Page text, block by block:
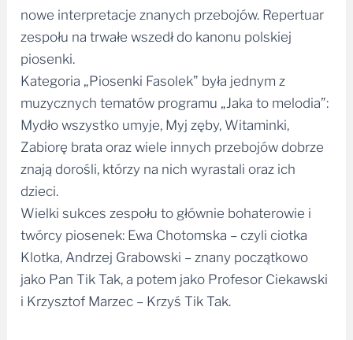
nowe interpretacje znanych przebojów. Repertuar
zespołu na trwałe wszedł do kanonu polskiej
piosenki.
Kategoria „Piosenki Fasolek” była jednym z
muzycznych tematów programu „Jaka to melodia”:
Mydło wszystko umyje, Myj zęby, Witaminki,
Zabiorę brata oraz wiele innych przebojów dobrze
znają dorośli, którzy na nich wyrastali oraz ich
dzieci.
Wielki sukces zespołu to głównie bohaterowie i
twórcy piosenek: Ewa Chotomska – czyli ciotka
Klotka, Andrzej Grabowski – znany początkowo
jako Pan Tik Tak, a potem jako Profesor Ciekawski
i Krzysztof Marzec – Krzyś Tik Tak.